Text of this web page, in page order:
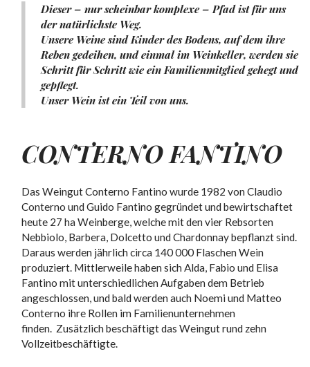
Dieser – nur scheinbar komplexe – Pfad ist für uns
der natürlichste Weg.
Unsere Weine sind Kinder des Bodens, auf dem ihre
Reben gedeihen, und einmal im Weinkeller, werden sie
Schritt für Schritt wie ein Familienmitglied gehegt und
gepflegt.
Unser Wein ist ein Teil von uns.
CONTERNO FANTINO
Das Weingut Conterno Fantino wurde 1982 von Claudio
Conterno und Guido Fantino gegründet und bewirtschaftet
heute 27 ha Weinberge, welche mit den vier Rebsorten
Nebbiolo, Barbera, Dolcetto und Chardonnay bepflanzt sind.
Daraus werden jährlich circa 140 000 Flaschen Wein
produziert. Mittlerweile haben sich Alda, Fabio und Elisa
Fantino mit unterschiedlichen Aufgaben dem Betrieb
angeschlossen, und bald werden auch Noemi und Matteo
Conterno ihre Rollen im Familienunternehmen
finden. Zusätzlich beschäftigt das Weingut rund zehn
Vollzeitbeschäftigte.